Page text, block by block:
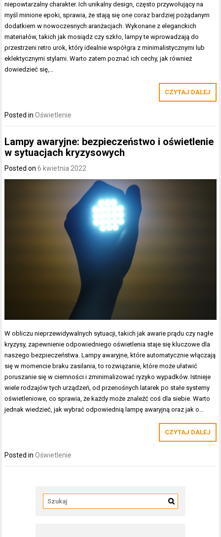
niepowtarzalny charakter. Ich unikalny design, często przywołujący na
myśl minione epoki, sprawia, że stają się one coraz bardziej pożądanym
dodatkiem w nowoczesnych aranżacjach. Wykonane z eleganckich
materiałów, takich jak mosiądz czy szkło, lampy te wprowadzają do
przestrzeni retro urok, który idealnie współgra z minimalistycznymi lub
eklektycznymi stylami. Warto zatem poznać ich cechy, jak również
dowiedzieć się,…
CZYTAJ DALEJ
Posted inOświetlenie
Lampy awaryjne: bezpieczeństwo i oświetlenie
w sytuacjach kryzysowych
Posted on6 kwietnia 2022
W obliczu nieprzewidywalnych sytuacji, takich jak awarie prądu czy nagłe
kryzysy, zapewnienie odpowiedniego oświetlenia staje się kluczowe dla
naszego bezpieczeństwa. Lampy awaryjne, które automatycznie włączają
się w momencie braku zasilania, to rozwiązanie, które może ułatwić
poruszanie się w ciemności i zminimalizować ryzyko wypadków. Istnieje
wiele rodzajów tych urządzeń, od przenośnych latarek po stałe systemy
oświetleniowe, co sprawia, że każdy może znaleźć coś dla siebie. Warto
jednak wiedzieć, jak wybrać odpowiednią lampę awaryjną oraz jak o…
CZYTAJ DALEJ
Posted inOświetlenie